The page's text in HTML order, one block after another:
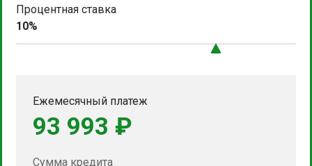
Процентная ставка
10%
Ежемесячный платеж
93 993 ₽
Сумма кредита